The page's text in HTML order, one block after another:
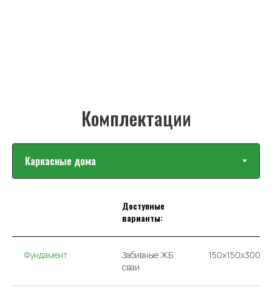
Доступные
варианты:
Фундамент
Забивные ЖБ
сваи
150х150х3000